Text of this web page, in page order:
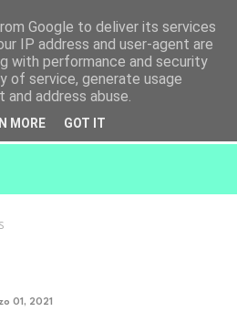
01, 2021
Google to deliver its services
IP address and user-agent are
with performance and security
of service, generate usage
address abuse.
MORE GOT IT